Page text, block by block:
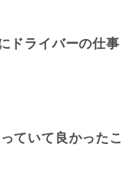
ドライバーの仕事
ていて良かったこ